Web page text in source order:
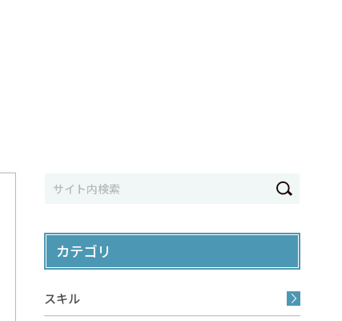
カテゴリ
スキル